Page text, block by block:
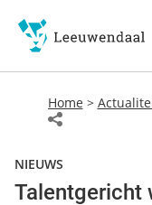
Home >
NIEUWS
Talentgericht